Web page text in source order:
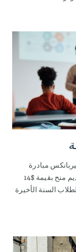
فيربانكس مبادرة
"الكلية مهمة"، وهي مبادرة من مرحلتين لتقديم منح بقيمة $14
السنة الأخيرة